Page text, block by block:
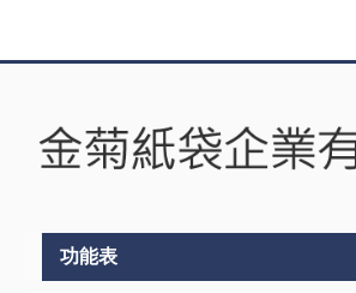
功能表